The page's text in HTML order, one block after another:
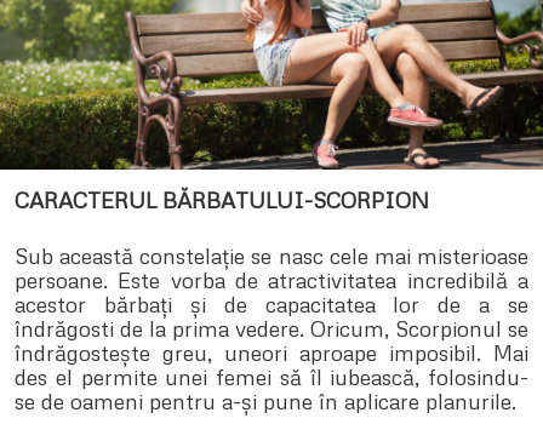
CARACTERUL BĂRBATULUI-SCORPION
Sub această constelație se nasc cele mai misterioase
persoane. Este vorba de atractivitatea incredibilă a
acestor bărbați și de capacitatea lor de a se
îndrăgosti de la prima vedere. Oricum, Scorpionul se
îndrăgostește greu, uneori aproape imposibil. Mai
des el permite unei femei să îl iubească, folosindu-
se de oameni pentru a-și pune în aplicare planurile.